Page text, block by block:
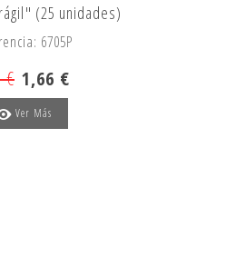
(25 unidades)
6705P
€ 1,66 €
Ver Más